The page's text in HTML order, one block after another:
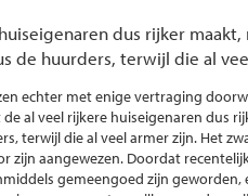
dus rijker
de huurders, terwijl die al
echter met enige vertraging
de al veel rijkere huiseigenaren dus
terwijl die al veel armer zijn. Het
zijn aangewezen. Doordat
gemeengoed zijn